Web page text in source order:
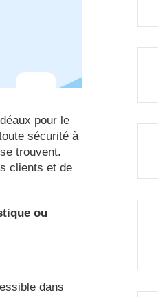
pour le
sécurité à
trouvent.
clients et de
ou
dans